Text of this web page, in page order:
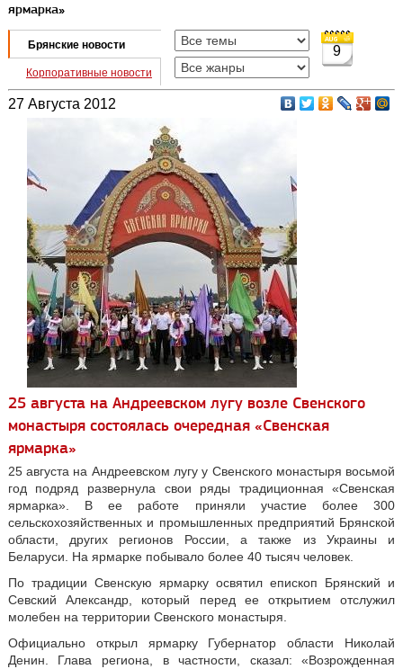
ярмарка»
Брянские новости
Корпоративные новости
9
27 Августа 2012
25 августа на Андреевском лугу возле Свенского
монастыря состоялась очередная «Свенская
ярмарка»
25 августа на Андреевском лугу у Свенского монастыря восьмой
год подряд развернула свои ряды традиционная «Свенская
ярмарка». В ее работе приняли участие более 300
сельскохозяйственных и промышленных предприятий Брянской
области, других регионов России, а также из Украины и
Беларуси. На ярмарке побывало более 40 тысяч человек.
По традиции Свенскую ярмарку освятил епископ Брянский и
Севский Александр, который перед ее открытием отслужил
молебен на территории Свенского монастыря.
Официально открыл ярмарку Губернатор области Николай
Денин. Глава региона, в частности, сказал: «Возрожденная